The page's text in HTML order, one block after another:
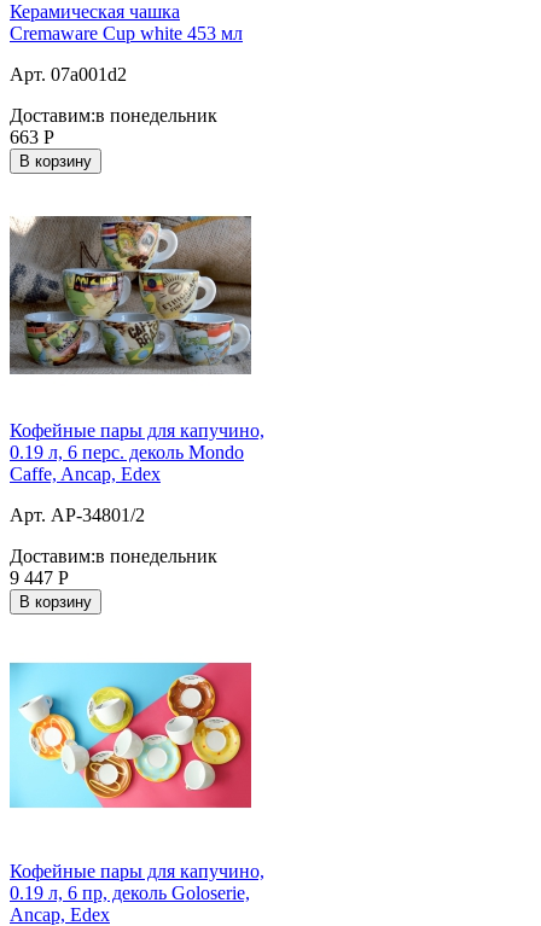
Керамическая чашка
Cremaware Cup white 453 мл
Арт. 07a001d2
Доставим:в понедельник
663 Р
В корзину
Кофейные пары для капучино,
0.19 л, 6 перс. деколь Mondo
Caffe, Ancap, Edex
Арт. AP-34801/2
Доставим:в понедельник
9 447 Р
В корзину
Кофейные пары для капучино,
0.19 л, 6 пр, деколь Goloserie,
Ancap, Edex